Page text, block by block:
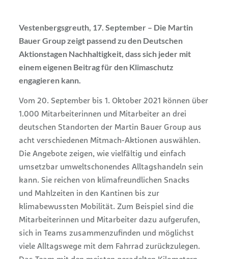
Vestenbergsgreuth, 17. September – Die Martin
Bauer Group zeigt passend zu den Deutschen
Aktionstagen Nachhaltigkeit, dass sich jeder mit
einem eigenen Beitrag für den Klimaschutz
engagieren kann.
Vom 20. September bis 1. Oktober 2021 können über
1.000 Mitarbeiterinnen und Mitarbeiter an drei
deutschen Standorten der Martin Bauer Group aus
acht verschiedenen Mitmach-Aktionen auswählen.
Die Angebote zeigen, wie vielfältig und einfach
umsetzbar umweltschonendes Alltagshandeln sein
kann. Sie reichen von klimafreundlichen Snacks
und Mahlzeiten in den Kantinen bis zur
klimabewussten Mobilität. Zum Beispiel sind die
Mitarbeiterinnen und Mitarbeiter dazu aufgerufen,
sich in Teams zusammenzufinden und möglichst
viele Alltagswege mit dem Fahrrad zurückzulegen.